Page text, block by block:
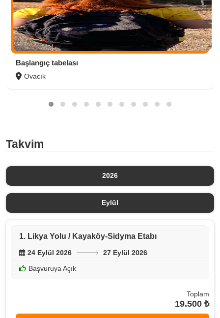
Başlangıç tabelası
Ovacık
Takvim
2026
Eylül
1. Likya Yolu / Kayaköy-Sidyma Etabı
24 Eylül 2026
27 Eylül 2026
Başvuruya Açık
Toplam
19.500 ₺